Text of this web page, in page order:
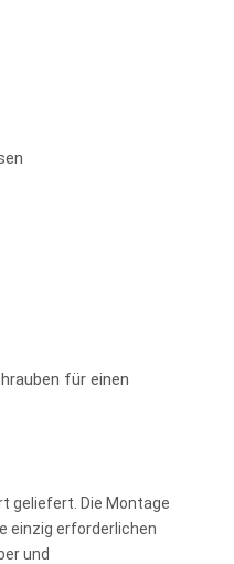
für einen
geliefert. Die Montage
einzig erforderlichen
und